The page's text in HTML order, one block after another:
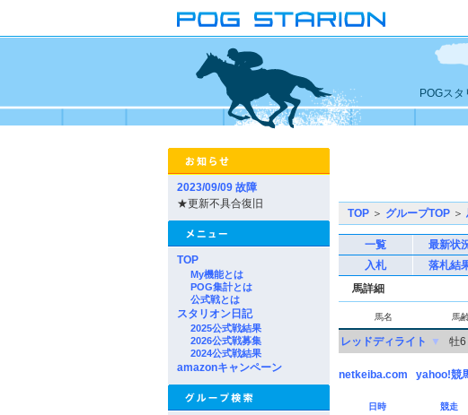
POGス
2023/09/09 故障
★更新不具合復旧
TOP
My機能とは
POG集計とは
公式戦とは
スタリオン日記
2025公式戦結果
2026公式戦募集
2024公式戦結果
amazonキャンペーン
TOP ＞ グループTOP ＞
一覧 最新状
入札
落札結
馬詳細
馬名 馬
レッドディライト ▼ 牡6
netkeiba.com yahoo!競
日時 競走